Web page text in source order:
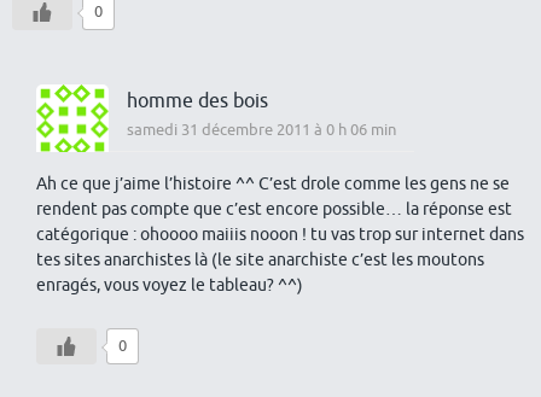
0
homme des bois
samedi 31 décembre 2011 à 0 h 06 min
Ah ce que j’aime l’histoire ^^ C’est drole comme les gens ne se
rendent pas compte que c’est encore possible… la réponse est
catégorique : ohoooo maiiis nooon ! tu vas trop sur internet dans
tes sites anarchistes là (le site anarchiste c’est les moutons
enragés, vous voyez le tableau? ^^)
0